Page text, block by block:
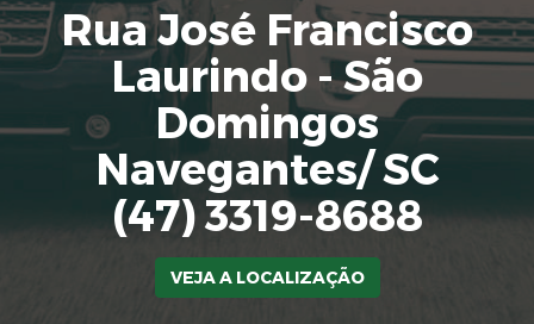
Rua José Francisco
Laurindo - São
Domingos
Navegantes/ SC
(47) 3319-8688
VEJA A LOCALIZAÇÃO